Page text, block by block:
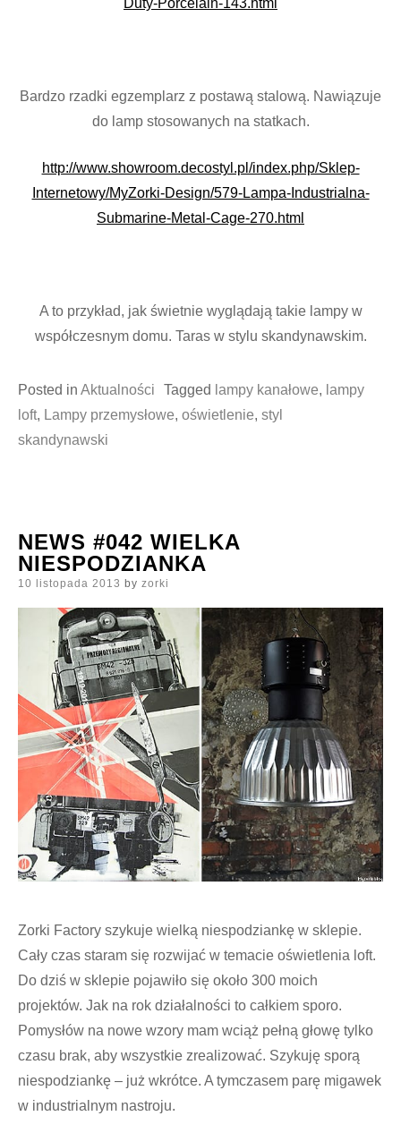
Duty-Porcelain-143.html
Bardzo rzadki egzemplarz z postawą stalową. Nawiązuje
do lamp stosowanych na statkach.
http://www.showroom.decostyl.pl/index.php/Sklep-
Internetowy/MyZorki-Design/579-Lampa-Industrialna-
Submarine-Metal-Cage-270.html
A to przykład, jak świetnie wyglądają takie lampy w
współczesnym domu. Taras w stylu skandynawskim.
Posted in Aktualności Tagged lampy kanałowe, lampy
loft, Lampy przemysłowe, oświetlenie, styl
skandynawski
NEWS #042 WIELKA
NIESPODZIANKA
Posted
10 listopada 2013 by zorki
Zorki Factory szykuje wielką niespodziankę w sklepie.
Cały czas staram się rozwijać w temacie oświetlenia loft.
Do dziś w sklepie pojawiło się około 300 moich
projektów. Jak na rok działalności to całkiem sporo.
Pomysłów na nowe wzory mam wciąż pełną głowę tylko
czasu brak, aby wszystkie zrealizować. Szykuję sporą
niespodziankę – już wkrótce. A tymczasem parę migawek
w industrialnym nastroju.